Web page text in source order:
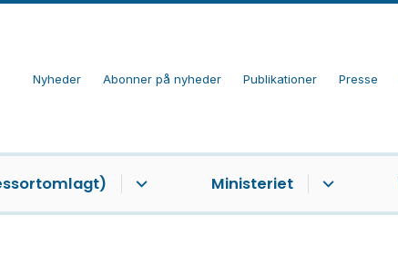
Nyheder Abonner på nyheder Publikationer Presse
Ministeriet